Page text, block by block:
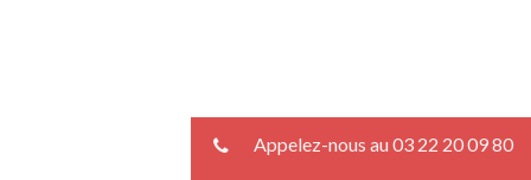
Appelez-nous au 03 22 20 09 80